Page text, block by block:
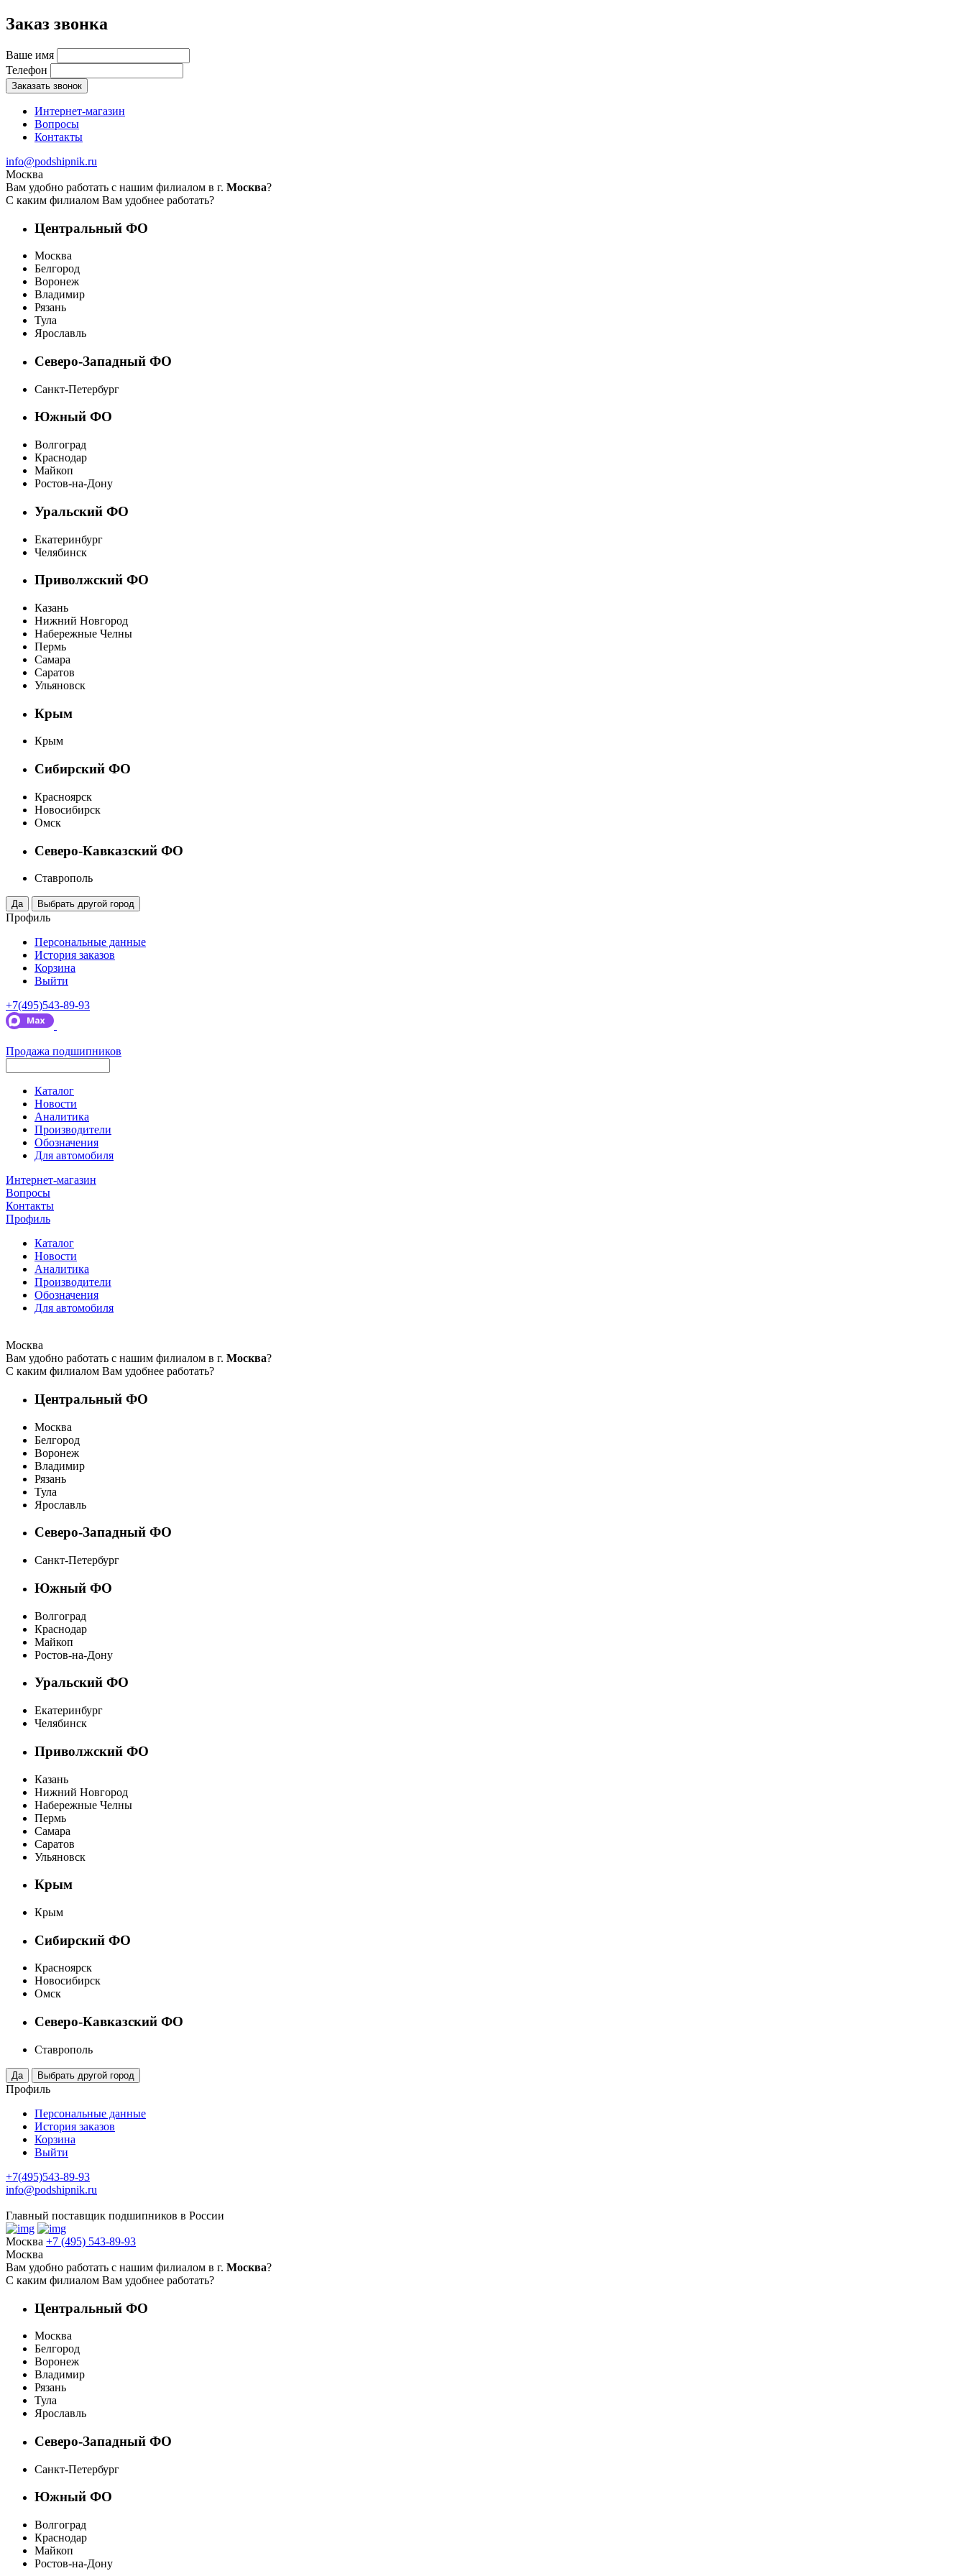
Заказ звонка
Ваше имя
Телефон
Заказать звонок
Интернет-магазин
Вопросы
Контакты
info@podshipnik.ru
Москва
Вам удобно работать с нашим филиалом в г. Москва?
С каким филиалом Вам удобнее работать?
Центральный ФО
Москва
Белгород
Воронеж
Владимир
Рязань
Тула
Ярославль
Северо-Западный ФО
Санкт-Петербург
Южный ФО
Волгоград
Краснодар
Майкоп
Ростов-на-Дону
Уральский ФО
Екатеринбург
Челябинск
Приволжский ФО
Казань
Нижний Новгород
Набережные Челны
Пермь
Самара
Саратов
Ульяновск
Крым
Крым
Сибирский ФО
Красноярск
Новосибирск
Омск
Северо-Кавказский ФО
Ставрополь
Профиль
Персональные данные
История заказов
Корзина
Выйти
+7(495)543-89-93
Продажа подшипников
Каталог
Новости
Аналитика
Производители
Обозначения
Для автомобиля
Интернет-магазин
Вопросы
Контакты
Профиль
Каталог
Новости
Аналитика
Производители
Обозначения
Для автомобиля
Москва
Вам удобно работать с нашим филиалом в г. Москва?
С каким филиалом Вам удобнее работать?
Центральный ФО
Москва
Белгород
Воронеж
Владимир
Рязань
Тула
Ярославль
Северо-Западный ФО
Санкт-Петербург
Южный ФО
Волгоград
Краснодар
Майкоп
Ростов-на-Дону
Уральский ФО
Екатеринбург
Челябинск
Приволжский ФО
Казань
Нижний Новгород
Набережные Челны
Пермь
Самара
Саратов
Ульяновск
Крым
Крым
Сибирский ФО
Красноярск
Новосибирск
Омск
Северо-Кавказский ФО
Ставрополь
Профиль
Персональные данные
История заказов
Корзина
Выйти
+7(495)543-89-93
info@podshipnik.ru
Главный поставщик подшипников в России
Москва +7 (495) 543-89-93
Москва
Вам удобно работать с нашим филиалом в г. Москва?
С каким филиалом Вам удобнее работать?
Центральный ФО
Москва
Белгород
Воронеж
Владимир
Рязань
Тула
Ярославль
Северо-Западный ФО
Санкт-Петербург
Южный ФО
Волгоград
Краснодар
Майкоп
Ростов-на-Дону